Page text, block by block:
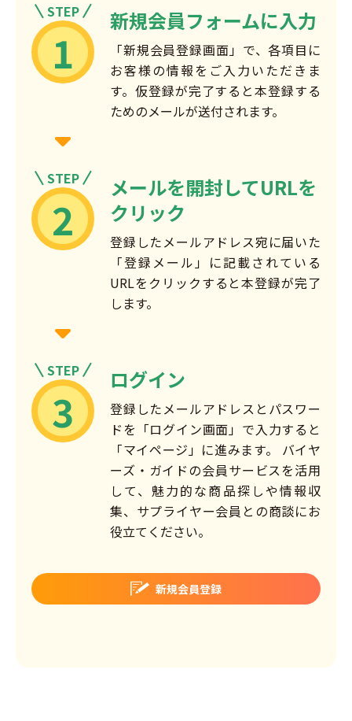
STEP
1
新規会員フォームに入力
「新規会員登録画面」で、各項目に
お客様の情報をご入力いただきま
す。仮登録が完了すると本登録する
ためのメールが送付されます。
STEP
2
メールを開封してURLを
クリック
登録したメールアドレス宛に届いた
「登録メール」に記載されている
URLをクリックすると本登録が完了
します。
STEP
3
ログイン
登録したメールアドレスとパスワー
ドを「ログイン画面」で入力すると
「マイページ」に進みます。 バイヤ
ーズ・ガイドの会員サービスを活用
して、魅力的な商品探しや情報収
集、サプライヤー会員との商談にお
役立てください。
新規会員登録